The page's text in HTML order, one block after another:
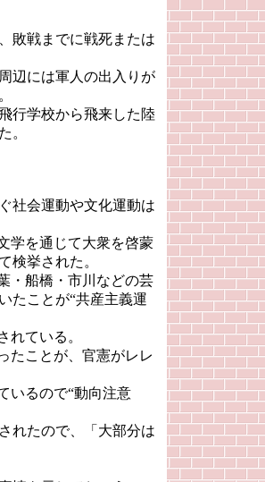
敗戦までに戦死または
辺には軍人の出入りが
行学校から飛来した陸
。
社会運動や文化運動は
学を通じて大衆を啓蒙
検挙された。
・船橋・市川などの芸
たことが“共産主義運
ている。
たことが、官憲がレレ
いるので“動向注意
れたので、「大部分は